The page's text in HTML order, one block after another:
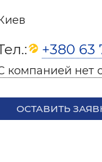
Разное
Холод,
Монтаж
Фото
+380 63
компанией нет
ОСТАВИТЬ